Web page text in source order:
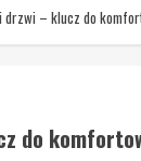
drzwi – klucz do
do